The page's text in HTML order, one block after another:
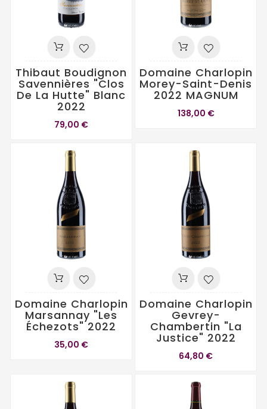
Thibaut Boudignon
Savennières "Clos
De La Hutte" Blanc
2022
79,00 €
Domaine Charlopin
Morey-Saint-Denis
2022 MAGNUM
138,00 €
Domaine Charlopin
Marsannay "Les
Échezots" 2022
35,00 €
Domaine Charlopin
Gevrey-
Chambertin "La
Justice" 2022
64,80 €